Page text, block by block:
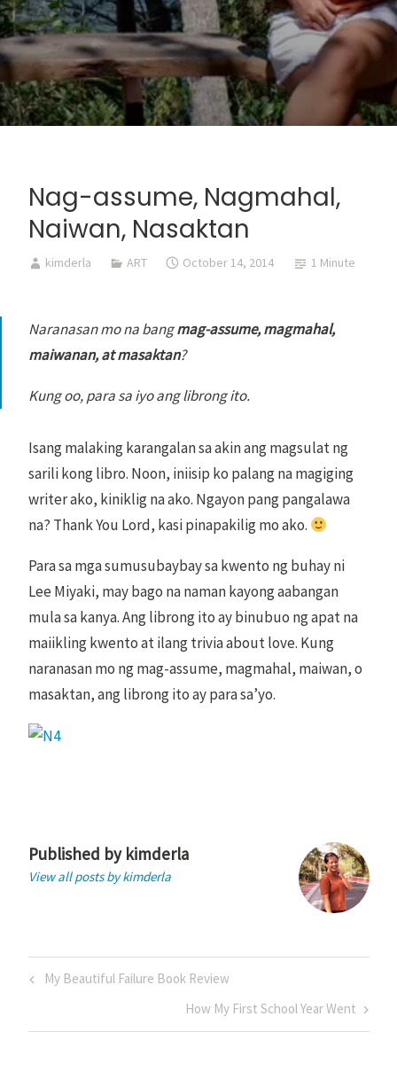
Nag-assume, Nagmahal,
Naiwan, Nasaktan
kimderla ART October 14, 2014 1 Minute
Naranasan mo na bangmag-assume, magmahal,
maiwanan, at masaktan?
Kung oo, para sa iyo ang librong ito.
Isang malaking karangalan sa akin ang magsulat ng
sarili kong libro. Noon, iniisip ko palang na magiging
writer ako, kiniklig na ako. Ngayon pang pangalawa
na? Thank You Lord, kasi pinapakilig mo ako.
Para sa mga sumusubaybay sa kwento ng buhay ni
Lee Miyaki, may bago na naman kayong aabangan
mula sa kanya. Ang librong ito ay binubuo ng apat na
maiikling kwento at ilang trivia about love. Kung
naranasan mo ng mag-assume, magmahal, maiwan, o
masaktan, ang librong ito ay para sa’yo.
Published by kimderla
View all posts by kimderla
PostPrevious
My Beautiful Failure Book Review
Next
Post
How My First School Year Went